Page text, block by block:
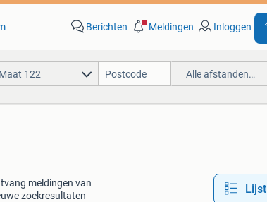
Berichten Meldingen Inloggen
122 Alle afstanden…
meldingen van
zoekresultaten
Lijst